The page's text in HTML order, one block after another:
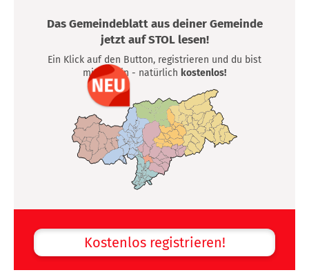
Das Gemeindeblatt aus deiner Gemeinde
jetzt auf STOL lesen!
Ein Klick auf den Button, registrieren und du bist
mittendrin - natürlich kostenlos!
Kostenlos registrieren!